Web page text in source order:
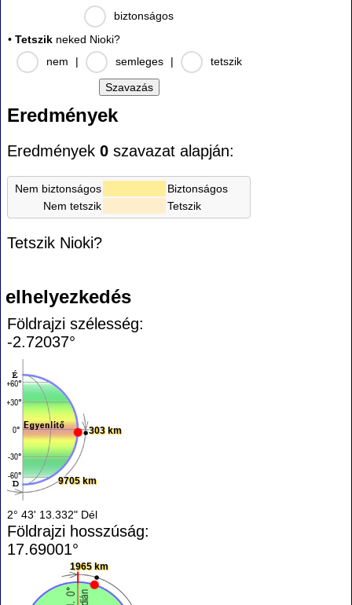
biztonságos
• Tetszik neked Nioki?
nem
| semleges | tetszik
Eredmények
Eredmények 0 szavazat alapján:
Nem biztonságos
Biztonságos
Nem tetszik
Tetszik
Tetszik Nioki?
elhelyezkedés
Földrajzi szélesség:
-2.72037°
9705 km
303 km
2° 43' 13.332" Dél
Földrajzi hosszúság:
17.69001°
1965 km